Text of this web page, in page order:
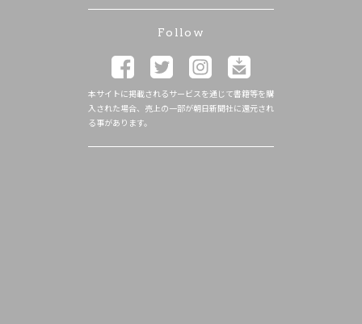
Follow
本サイトに掲載されるサービスを通じて書籍等を購
入された場合、売上の一部が朝日新聞社に還元され
る事があります。